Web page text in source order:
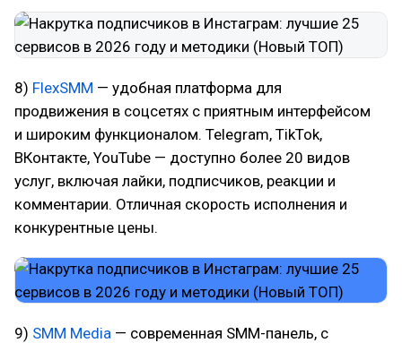
8) FlexSMM — удобная платформа для
продвижения в соцсетях с приятным интерфейсом
и широким функционалом. Telegram, TikTok,
ВКонтакте, YouTube — доступно более 20 видов
услуг, включая лайки, подписчиков, реакции и
комментарии. Отличная скорость исполнения и
конкурентные цены.
9) SMM Media — современная SMM-панель, с